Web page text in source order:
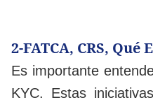
2-FATCA, CRS, Qué
Es importante
KYC. Estas